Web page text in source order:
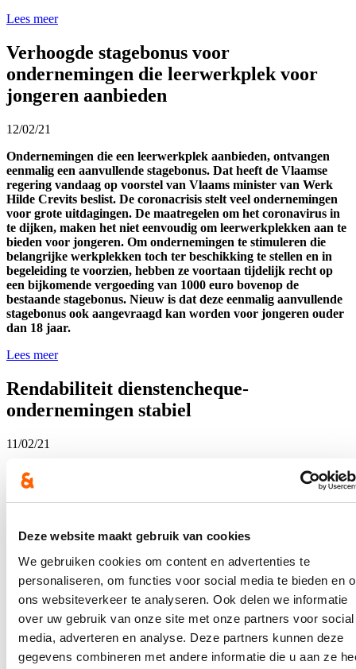
Deze website maakt gebruik van cookies
We gebruiken cookies om content en advertenties te
personaliseren, om functies voor social media te bieden en
ons websiteverkeer te analyseren. Ook delen we informatie
over uw gebruik van onze site met onze partners voor social
media, adverteren en analyse. Deze partners kunnen deze
gegevens combineren met andere informatie die u aan ze
Lees meer
Verhoogde stagebonus voor
ondernemingen die leerwerkplek voor
jongeren aanbieden
12/02/21
Ondernemingen die een leerwerkplek aanbieden, ontvangen
eenmalig een aanvullende stagebonus. Dat heeft de Vlaamse
regering vandaag op voorstel van Vlaams minister van Werk
Hilde Crevits beslist. De coronacrisis stelt veel ondernemingen
voor grote uitdagingen. De maatregelen om het coronavirus in
te dijken, maken het niet eenvoudig om leerwerkplekken aan te
bieden voor jongeren. Om ondernemingen te stimuleren die
belangrijke werkplekken toch ter beschikking te stellen en in
begeleiding te voorzien, hebben ze voortaan tijdelijk recht op
een bijkomende vergoeding van 1000 euro bovenop de
bestaande stagebonus. Nieuw is dat deze eenmalig aanvullende
stagebonus ook aangevraagd kan worden voor jongeren ouder
dan 18 jaar.
Lees meer
Rendabiliteit dienstencheque-
ondernemingen stabiel
11/02/21
Uit de jaarrekeningen 2019 van de dienstencheque-
ondernemingen in Vlaanderen blijkt dat die ondernemingen
financieel gezond zijn. in vergelijking met 2018 zijn de
netto-bedrijfsresultaat is 0,54 euro per dienstencheque. Het is
uitkijken naar de cijfers van 2020 en de impact van corona.
Vlaams minister van Economie Hilde Crevits heeft in 2020 bijna
100 miljoen euro extra geïnvesteerd in veilige
werkomstandigheden en voor het eerst wordt de indexering in
2020 volledig door Vlaanderen gedekt.
Lees meer